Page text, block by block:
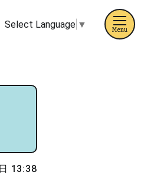
Select Language ▼
13:38
Menu